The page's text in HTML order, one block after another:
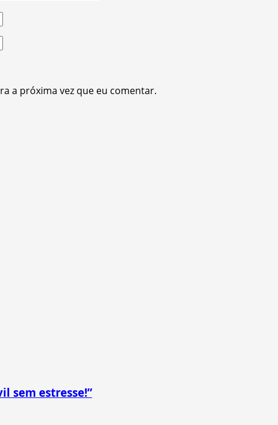
a próxima vez que eu comentar.
sem estresse!”